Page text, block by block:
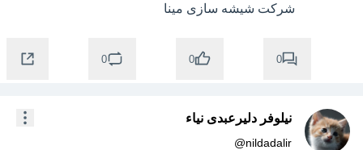
شرکت شیشه سازی مینا
0
0
0
نیلوفر دلیرعبدی نیاء
@nildadalir